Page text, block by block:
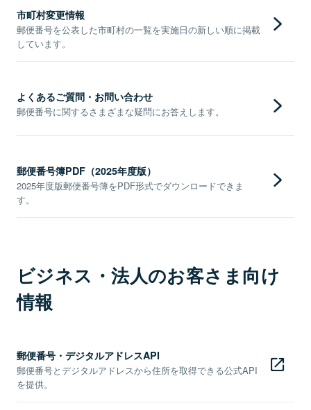
市町村変更情報
郵便番号を公表した市町村の一覧を実施日の新しい順に掲載
しています。
よくあるご質問・お問い合わせ
郵便番号に関するさまざまな疑問にお答えします。
郵便番号簿PDF（2025年度版）
2025年度版郵便番号簿をPDF形式でダウンロードできま
す。
ビジネス・法人のお客さま向け
情報
郵便番号・デジタルアドレスAPI
郵便番号とデジタルアドレスから住所を取得できる公式API
を提供。